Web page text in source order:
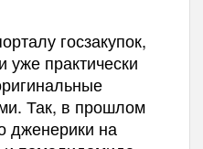
госзакупок,
практически
Так, в прошлом
дженерики на